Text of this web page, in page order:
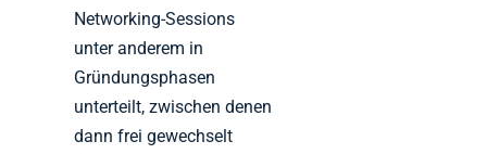
Networking-Sessions
unter anderem in
Gründungsphasen
unterteilt, zwischen denen
dann frei gewechselt